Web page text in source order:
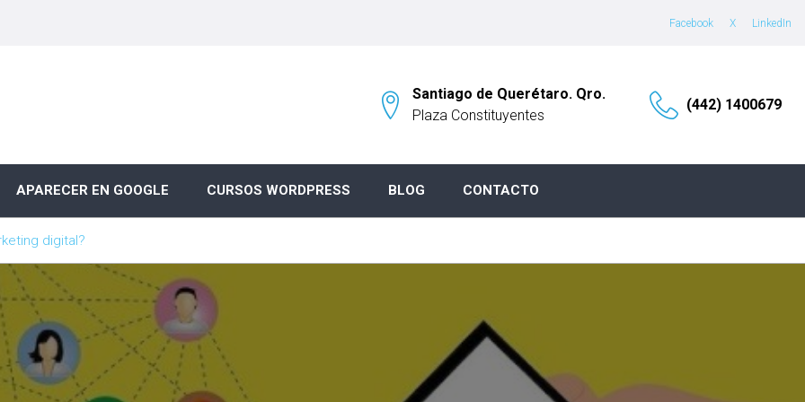
Facebook X LinkedIn
Santiago de Querétaro. Qro.
Plaza Constituyentes
(442) 1400679
APARECER EN GOOGLE CURSOS WORDPRESS BLOG CONTACTO
digital?